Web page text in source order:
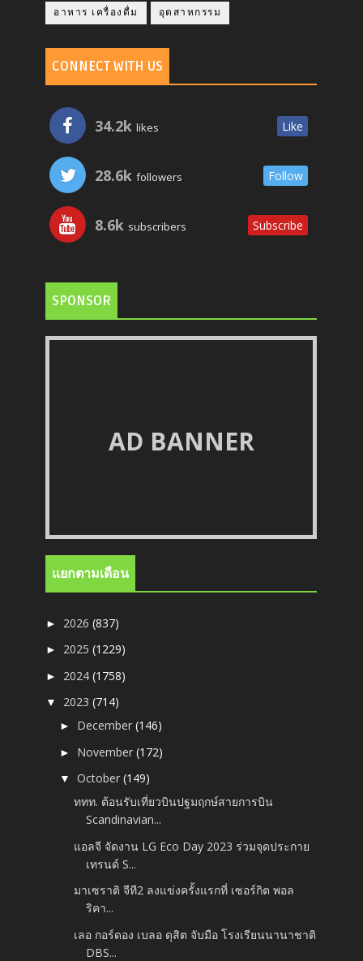
อาหาร เครื่องดื่ม อุตสาหกรรม
CONNECT WITH US
34.2k likes Like
28.6k followers Follow
8.6k subscribers Subscribe
SPONSOR
AD BANNER
แยกตามเดือน
► 2026(837)
► 2025(1229)
► 2024(1758)
▼ 2023(714)
► December(146)
► November(172)
▼October(149)
ททท. ต้อนรับเที่ยวบินปฐมฤกษ์สายการบิน
Scandinavian...
แอลจี จัดงาน LG Eco Day 2023 ร่วมจุดประกาย
เทรนด์ S...
มาเซราติ จีที2 ลงแข่งครั้งแรกที่ เซอร์กิต พอล
ริคา...
เลอ กอร์ดอง เบลอ ดุสิต จับมือ โรงเรียนนานาชาติ
DBS...